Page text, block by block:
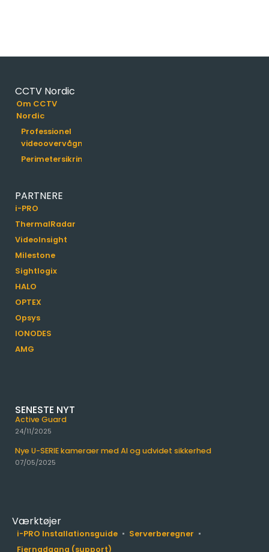
CCTV Nordic
Om CCTV
Nordic
Professionel
videoovervågning
Perimetersikring
PARTNERE
i-PRO
ThermalRadar
VideoInsight
Milestone
Sightlogix
HALO
OPTEX
Opsys
IONODES
AMG
SENESTE NYT
Active Guard
24/11/2025
Nye U-SERIE kameraer med AI og udvidet sikkerhed
07/05/2025
Værktøjer
i-PRO Installationsguide
Serverberegner
Fjernadgang (support)